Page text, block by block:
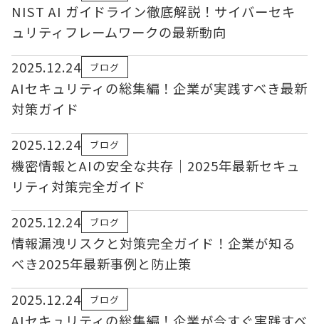
NIST AI ガイドライン徹底解説！サイバーセキ
ュリティフレームワークの最新動向
2025.12.24
ブログ
AIセキュリティの総集編！企業が実践すべき最新
対策ガイド
2025.12.24
ブログ
機密情報とAIの安全な共存｜2025年最新セキュ
リティ対策完全ガイド
2025.12.24
ブログ
情報漏洩リスクと対策完全ガイド！企業が知る
べき2025年最新事例と防止策
2025.12.24
ブログ